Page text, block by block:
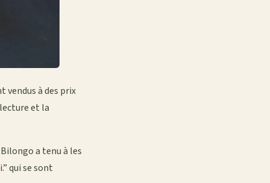
vendus à des prix
et la
a tenu à les
qui se sont